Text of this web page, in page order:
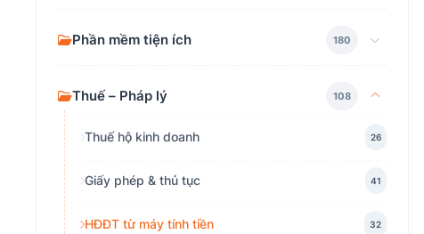
Phần mềm tiện ích 180
Thuế – Pháp lý 108
Thuế hộ kinh doanh 26
Giấy phép & thủ tục 41
HĐĐT từ máy tính tiền 32